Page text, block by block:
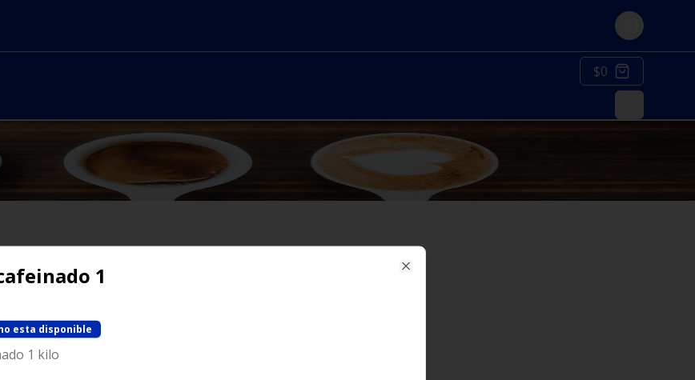
Login
$0
No hay productos en el menú
1
esta disponible
1 kilo